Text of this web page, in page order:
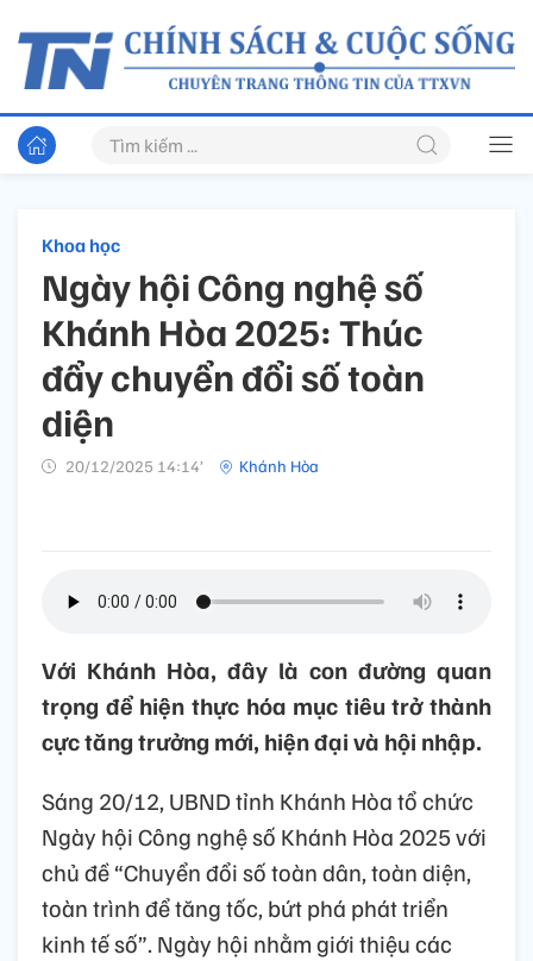
Khoa học
Ngày hội Công nghệ số
Khánh Hòa 2025: Thúc
đẩy chuyển đổi số toàn
diện
20/12/2025 14:14’ Khánh Hòa
Với Khánh Hòa, đây là con đường quan
trọng để hiện thực hóa mục tiêu trở thành
cực tăng trưởng mới, hiện đại và hội nhập.
Sáng 20/12, UBND tỉnh Khánh Hòa tổ chức
Ngày hội Công nghệ số Khánh Hòa 2025 với
chủ đề “Chuyển đổi số toàn dân, toàn diện,
toàn trình để tăng tốc, bứt phá phát triển
kinh tế số”. Ngày hội nhằm giới thiệu các